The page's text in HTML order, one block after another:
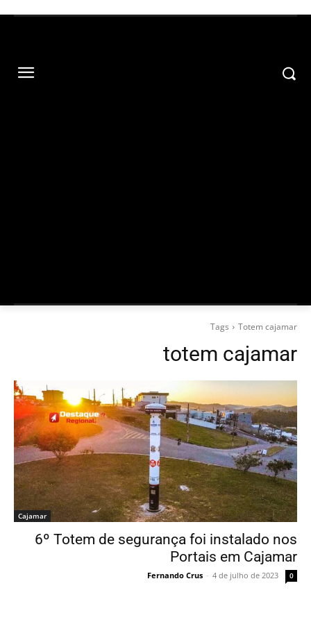
Tags Totem cajamar
totem cajamar
Cajamar
6º Totem de segurança foi instalado nos
Portais em Cajamar
Fernando Crus - 4 de julho de 2023 0